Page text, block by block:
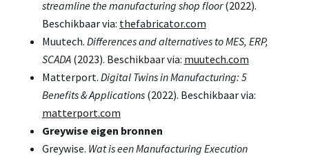
streamline the manufacturing shop floor(2022).
Beschikbaar via: thefabricator.com
Muutech. Differences and alternatives to MES, ERP,
SCADA(2023). Beschikbaar via: muutech.com
Matterport. Digital Twins in Manufacturing: 5
Benefits & Applications(2022). Beschikbaar via:
matterport.com
Greywise eigen bronnen
Greywise. Wat is een Manufacturing Execution